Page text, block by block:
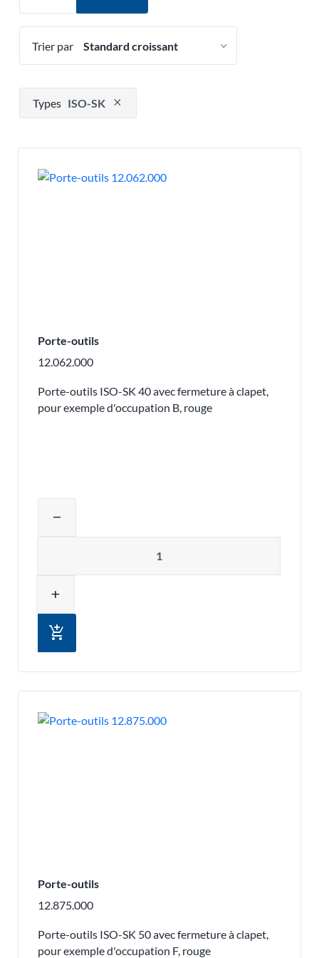
Trier par
Appuyez pour supprimer l'option de filtre
Types ISO-SK
Porte-outils
12.062.000
Porte-outils ISO-SK 40 avec fermeture à clapet,
pour exemple d'occupation B, rouge
remove
add
add_shopping_cart
Porte-outils
12.875.000
Porte-outils ISO-SK 50 avec fermeture à clapet,
pour exemple d'occupation F, rouge